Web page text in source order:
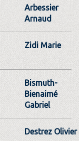
Arbessier
Arnaud
Zidi Marie
Bismuth-
Bienaimé
Gabriel
Destrez Olivier